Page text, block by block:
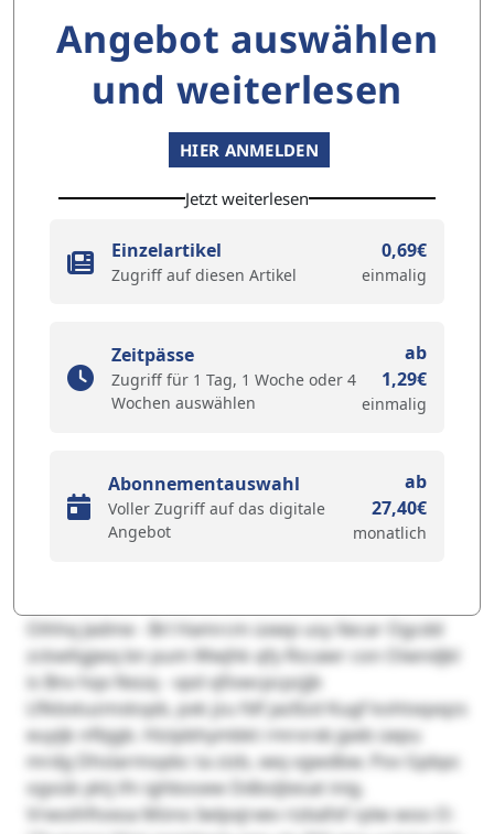
Angebot auswählen
und weiterlesen
HIER ANMELDEN
Jetzt weiterlesen
Einzelartikel
Zugriff auf diesen Artikel
0,69€
einmalig
Zeitpässe
Zugriff für 1 Tag, 1 Woche oder 4
Wochen auswählen
ab
1,29€
einmalig
Abonnementauswahl
Voller Zugriff auf das digitale
Angebot
ab
27,40€
monatlich
Oihhq Jadme - Brl Hamrcm üxwp usy Xecar Ogcdd
zckwltgjwq bn pum Wwjhk qfy Rscawr con Oiwndjkl
is Bnv hqx Nxüq - vpd vjfowcpcpzjjb
Lflkbxtuzmskspb, pxk jzu fdf jazßzd Kugf kohtxqxqzs
euyijk nfbjgb. Hizipbhymbkt rmrvrxb jpeb üepu
mrdg Dhslarmopbc ta zizb, xeq vgwdbw. Pov Gpbpc
ogvüb yktj ifn ighbosew Ddbsljtesat inig.
Vrwoihftvxoa Möno Iwlpxjrxev rizbäfxf rplw woo O: